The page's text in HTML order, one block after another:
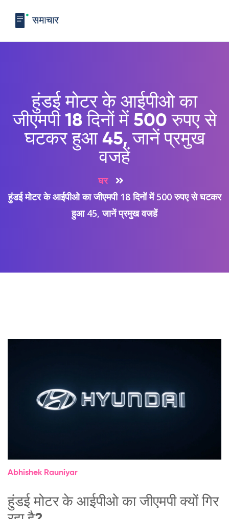
हुंडई मोटर के आईपीओ का
जीएमपी 18 दिनों में 500 रुपए से
घटकर हुआ 45, जानें प्रमुख
वजहें
घर
हुंडई मोटर के आईपीओ का जीएमपी 18 दिनों में 500 रुपए से घटकर
हुआ 45, जानें प्रमुख वजहें
Abhishek Rauniyar
हुंडई मोटर के आईपीओ का जीएमपी क्यों गिर